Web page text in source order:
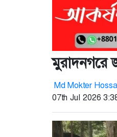
মুরাদনগরে
Md Mokter
07th Jul 2026